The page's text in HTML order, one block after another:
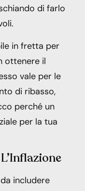
di farlo
in fretta per
ottenere il
vale per le
di ribasso,
perché un
per la tua
includere